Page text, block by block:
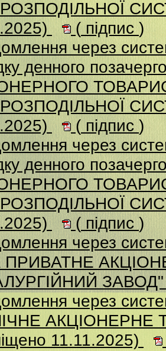
( підпис )
через
денного
(підпис )
через
денного
( підпис )
через
ПРИВАТНЕ
ЗАВОД"
через
11.11.2025)